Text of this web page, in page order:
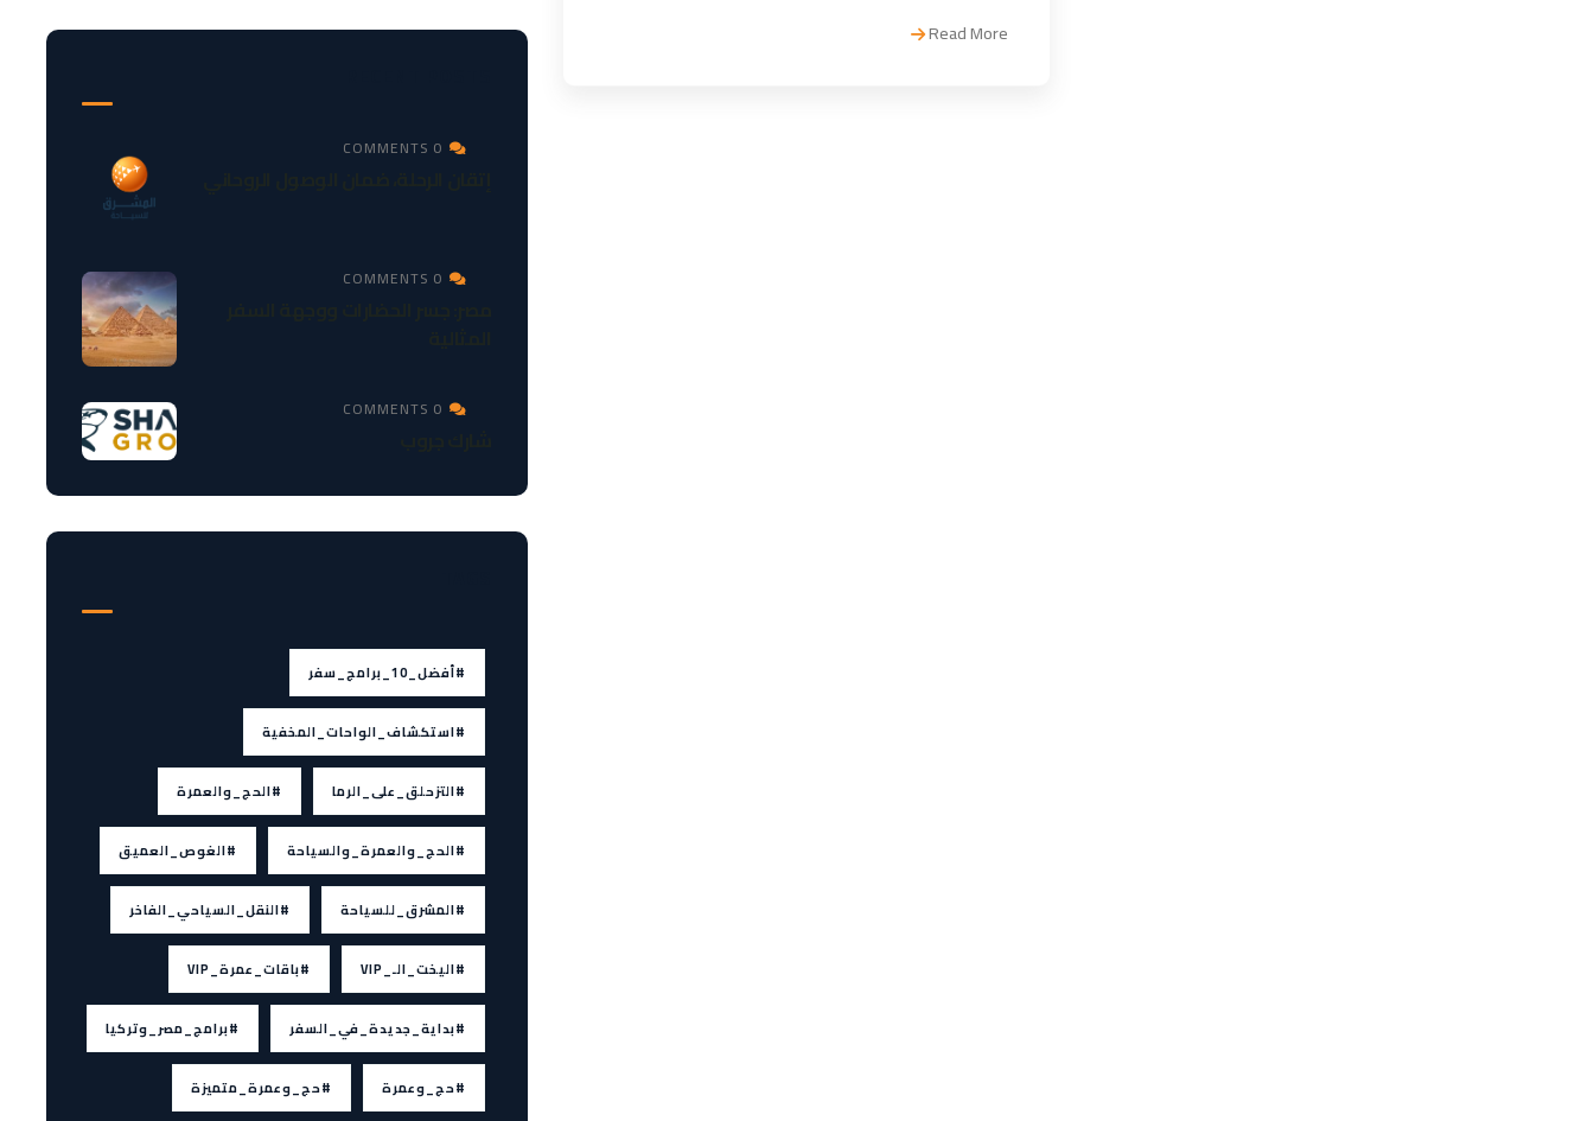
Read More
0 COMMENTS
0 COMMENTS
0 COMMENTS
#أفضل_10_برامج_سفر
#استكشاف_الواحات_المخفية
#التزحلق_على_الرما #الحج_والعمرة
#الحج_والعمرة_والسياحة #الغوص_العميق
#المشرق_للسياحة #النقل_السياحي_الفاخر
#اليخت_الـ_VIP #باقات_عمرة_VIP
#بداية_جديدة_في_السفر #برامج_مصر_وتركيا
#حج_وعمرة #حج_وعمرة_متميزة